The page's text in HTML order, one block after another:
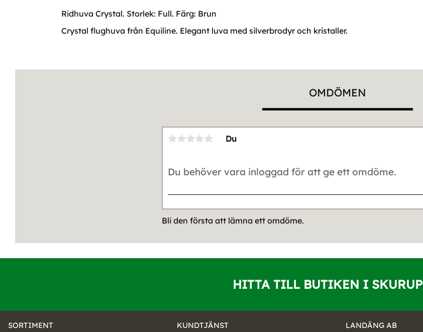
Ridhuva Crystal. Storlek: Full. Färg: Brun
Crystal flughuva från Equiline. Elegant luva med silverbrodyr och kristaller.
OMDÖMEN
Du
Bli den första att lämna ett omdöme.
HITTA TILL BUTIKEN I SKURUP
SORTIMENT KUNDTJÄNST LANDÄNG AB